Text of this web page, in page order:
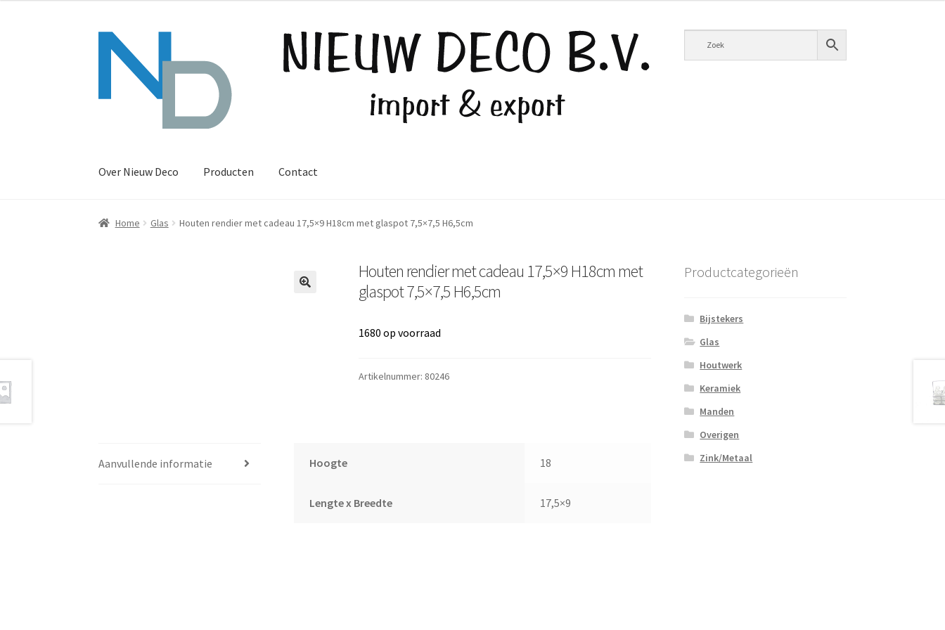
Ga
door
Ga
naar
Over Nieuw Deco Producten Contact
Home Glas Houten rendier met cadeau 17,5×9 H18cm met glaspot 7,5×7,5 H6,5cm
Houten rendier met cadeau 17,5×9 H18cm met
glaspot 7,5×7,5 H6,5cm
1680 op voorraad
Artikelnummer: 80246
Aanvullende informatie Hoogte 18
Lengte x Breedte 17,5×9
Productcategorieën
Bijstekers
Glas
Houtwerk
Keramiek
Manden
Overigen
Zink/Metaal